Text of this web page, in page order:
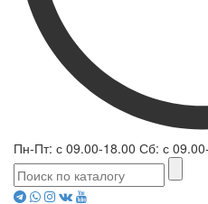
Пн-Пт: с 09.00-18.00 Сб: с